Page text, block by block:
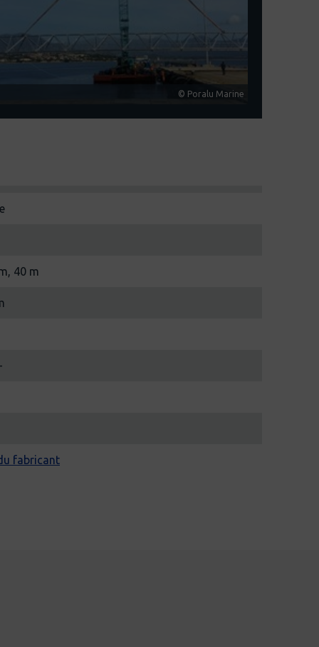
© Poralu Marine
40 m
fabricant